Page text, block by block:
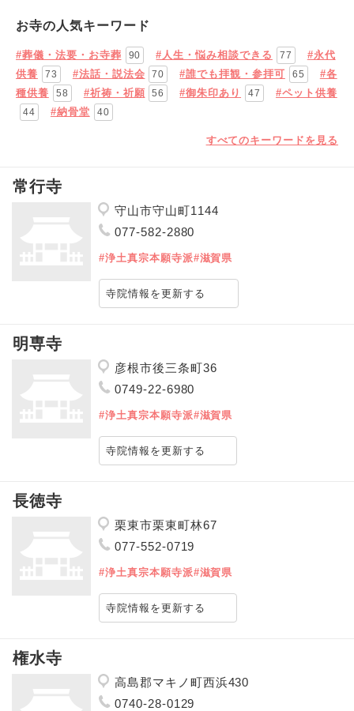
お寺の人気キーワード
#葬儀・法要・お寺葬 90 #人生・悩み相談できる 77
#永代
供養
73 #法話・説法会 70 #誰でも拝観・参拝可 65
#各
種供養
58 #祈祷・祈願 56 #御朱印あり 47 #ペット供養
44 #納骨堂 40
すべてのキーワードを見る
常行寺
守山市守山町1144
077-582-2880
#浄土真宗本願寺派#滋賀県
寺院情報を更新する
明専寺
彦根市後三条町36
0749-22-6980
#浄土真宗本願寺派#滋賀県
寺院情報を更新する
長徳寺
栗東市栗東町林67
077-552-0719
#浄土真宗本願寺派#滋賀県
寺院情報を更新する
権水寺
高島郡マキノ町西浜430
0740-28-0129